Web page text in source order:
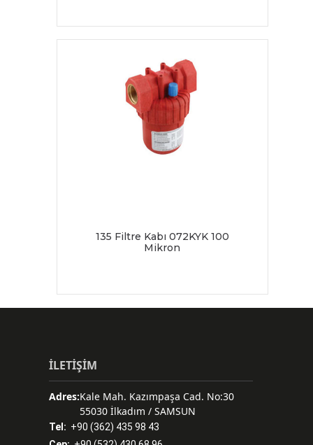
135 Filtre Kabı 072KYK 100
Mikron
İLETİŞİM
Adres:Kale Mah. Kazımpaşa Cad. No:30
55030 İlkadım / SAMSUN
Tel: +90 (362) 435 98 43